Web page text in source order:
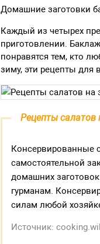
Домашние заготовки
Каждый из четырех
приготовлении.
понравятся тем, кто
зиму, эти рецепты для
Рецепты
Консервированные
самостоятельной
домашних
гурманам.
силам любой
Источник: